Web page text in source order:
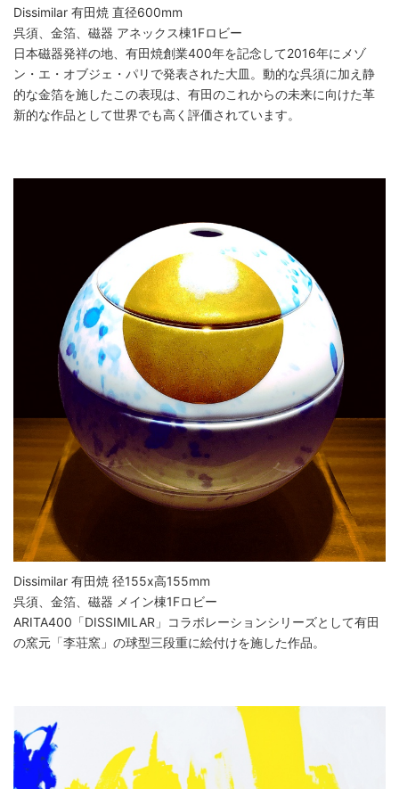
Dissimilar 有田焼 直径600mm
呉須、金箔、磁器 アネックス棟1Fロビー
日本磁器発祥の地、有田焼創業400年を記念して2016年にメゾ
ン・エ・オブジェ・パリで発表された大皿。動的な呉須に加え静
的な金箔を施したこの表現は、有田のこれからの未来に向けた革
新的な作品として世界でも高く評価されています。
Dissimilar 有田焼 径155x高155mm
呉須、金箔、磁器 メイン棟1Fロビー
ARITA400「DISSIMILAR」コラボレーションシリーズとして有田
の窯元「李荘窯」の球型三段重に絵付けを施した作品。